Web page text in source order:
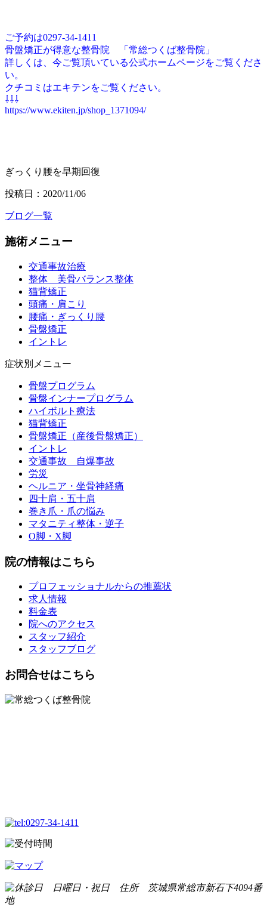
ご予約は0297-34-1411
骨盤矯正が得意な整骨院 「常総つくば整骨院」
詳しくは、今ご覧頂いている公式ホームページをご覧くださ
い。
クチコミはエキテンをご覧ください。
⇩⇩⇩
https://www.ekiten.jp/shop_1371094/
ぎっくり腰を早期回復
投稿日：2020/11/06
ブログ一覧
施術メニュー
交通事故治療
整体 美骨バランス整体
猫背矯正
頭痛・肩こり
腰痛・ぎっくり腰
骨盤矯正
イントレ
症状別メニュー
骨盤プログラム
骨盤インナープログラム
ハイボルト療法
猫背矯正
骨盤矯正（産後骨盤矯正）
イントレ
交通事故 自爆事故
労災
ヘルニア・坐骨神経痛
四十肩・五十肩
巻き爪・爪の悩み
マタニティ整体・逆子
O脚・X脚
院の情報はこちら
プロフェッショナルからの推薦状
求人情報
料金表
院へのアクセス
スタッフ紹介
スタッフブログ
お問合せはこちら